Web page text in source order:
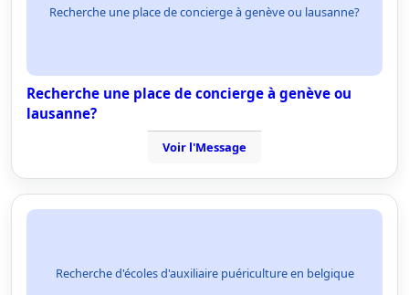
Recherche une place de concierge à genève ou lausanne?
Recherche une place de concierge à genève ou
lausanne?
Voir l'Message
Recherche d'écoles d'auxiliaire puériculture en belgique